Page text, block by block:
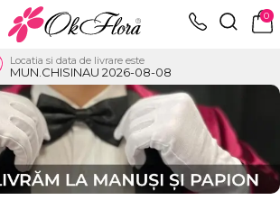
0
Locatia si data de livrare este
MUN.CHISINAU 2026-08-08